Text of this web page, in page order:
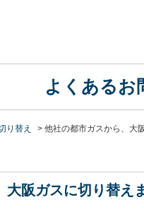
よくあるお
り替え > 他社の都市ガスから、大
大阪ガスに切り替え